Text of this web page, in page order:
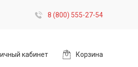
8 (800) 555-27-54
кабинет Корзина